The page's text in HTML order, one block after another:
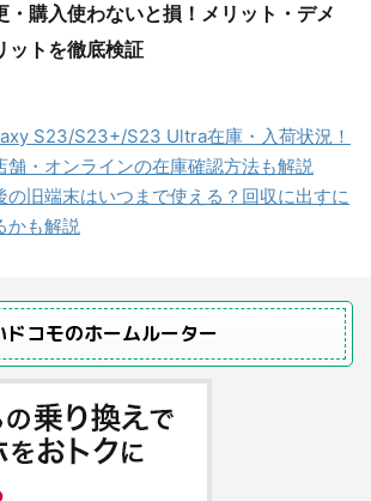
・購入使わないと損！メリット・デメ
ットを徹底検証
S23/S23+/S23 Ultra在庫・入荷状況！
舗・オンラインの在庫確認方法も解説
の旧端末はいつまで使える？回収に出すに
かも解説
ドコモのホームルーター